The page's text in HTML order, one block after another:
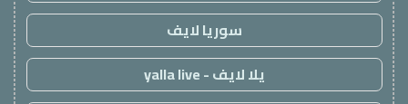
سوريا لايف
يلا لايف - yalla live